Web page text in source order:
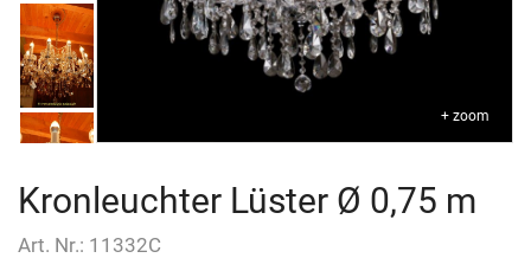
+ zoom
Kronleuchter Lüster Ø 0,75 m
Art. Nr.: 11332C